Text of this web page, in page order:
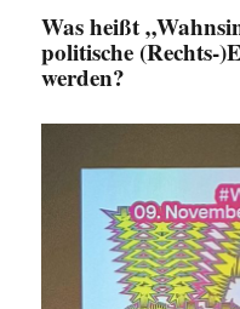
Was heißt
politische (Rechts-
werden?